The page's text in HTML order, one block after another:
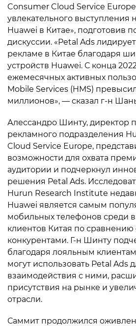
Consumer Cloud Service
увлекательного выступления
Huawei в Китае», подготовив
дискуссии. «Petal Ads
рекламе в Китае благодаря
устройств Huawei. С конца
ежемесячных активных
Mobile Services (HMS)
миллионов», — сказал г-н
Алессандро Шинту, директор
рекламного подразделения
Cloud Service Europe,
возможности для охвата
аудитории и подчеркнул
решения Petal Ads.
Hurun Research Institute
Huawei является самым
мобильных телефонов среди
клиентов Китая по сравнению
конкурентами. Г-н Шинту
благодаря лояльным
могут использовать Petal Ads
взаимодействия с ними,
присутствия на рынке и
отрасли.
Саммит продолжился